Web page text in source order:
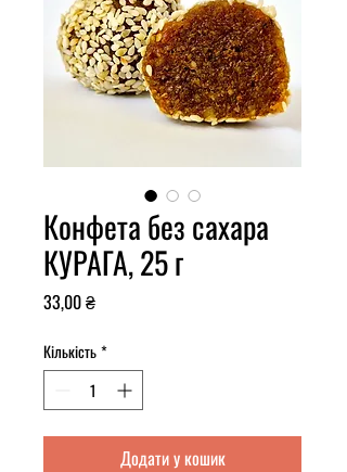
Конфета без сахара
КУРАГА, 25 г
33,00 ₴Ціна
Кількість*
Додати у кошик